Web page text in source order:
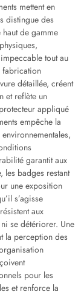
mettent en
distingue des
de gamme
tout au
fabrication
détaillée, créent
et reflète un
appliqué
empêche la
garantit aux
les badges restant
une exposition
s’agisse
aux
se détériorer. Une
la perception des
pour les
et renforce la